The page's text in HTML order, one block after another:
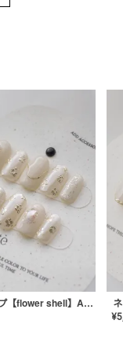
ネイルチップ【flower shell】AE-CONA-03
¥